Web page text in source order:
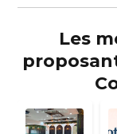
Les